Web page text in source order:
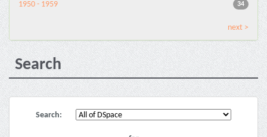
34
1950 - 1959
next >
Search
Search: